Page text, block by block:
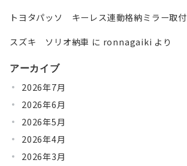
トヨタパッソ キーレス連動格納ミラー取付
スズキ ソリオ納車 に ronnagaiki より
アーカイブ
2026年7月
2026年6月
2026年5月
2026年4月
2026年3月